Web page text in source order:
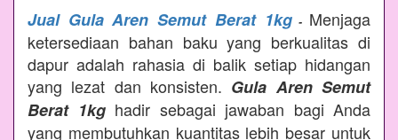
Jual Gula Aren Semut Berat 1kg- Menjaga
ketersediaan bahan baku yang berkualitas di
dapur adalah rahasia di balik setiap hidangan
yang lezat dan konsisten. Gula Aren Semut
Berat 1kghadir sebagai jawaban bagi Anda
yang membutuhkan kuantitas lebih besar untuk